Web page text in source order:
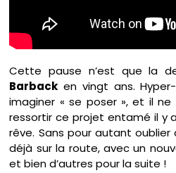
Cette pause n’est que la
Barback en vingt ans.
imaginer « se poser », et il
ressortir ce projet entamé il y
rêve. Sans pour autant oublier
déjà sur la route, avec un
et bien d’autres pour la suite !